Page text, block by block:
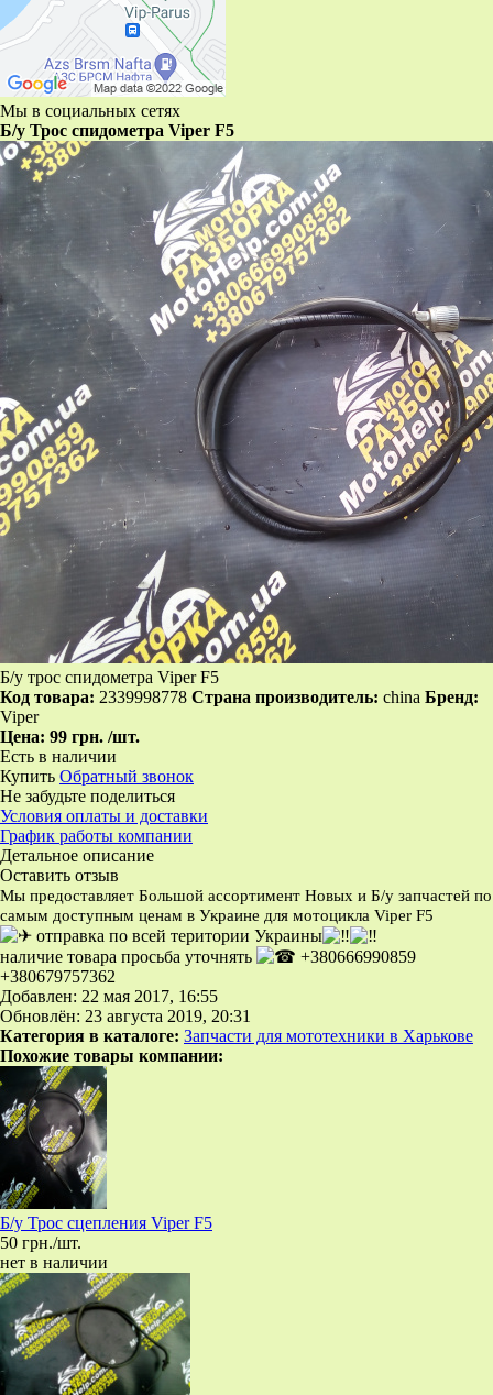
Мы в социальных сетях
Б/у Трос спидометра Viper F5
Б/у трос спидометра Viper F5
Код товара: 2339998778 Страна производитель: china Бренд:
Viper
Цена: 99 грн. /шт.
Есть в наличии
Купить Обратный звонок
Не забудьте поделиться
Условия оплаты и доставки
График работы компании
Детальное описание
Оставить отзыв
Мы предоставляет Большой ассортимент Новых и Б/у запчастей по
самым доступным ценам в Украине для мотоцикла Viper F5
отправка по всей територии Украины
наличие товара просьба уточнять
+380666990859
+380679757362
Добавлен: 22 мая 2017, 16:55
Обновлён: 23 августа 2019, 20:31
Категория в каталоге: Запчасти для мототехники в Харькове
Похожие товары компании:
Б/у Трос сцепления Viper F5
50 грн./шт.
нет в наличии